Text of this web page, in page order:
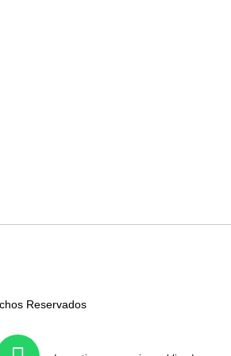
Reservados